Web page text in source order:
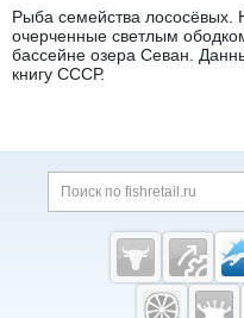
Рыба семейства лососёвых.
очерченные светлым
бассейне озера Севан.
книгу СССР.
Дополнительная
Cсылки на